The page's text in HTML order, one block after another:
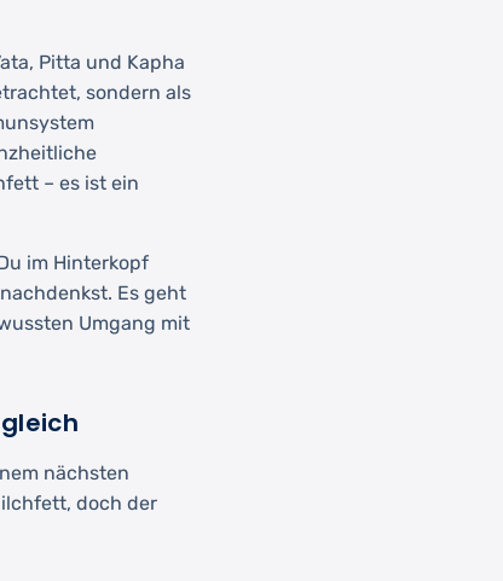
Pitta und Kapha
sondern als
– es ist ein
im Hinterkopf
Es geht
Umgang mit
nächsten
doch der